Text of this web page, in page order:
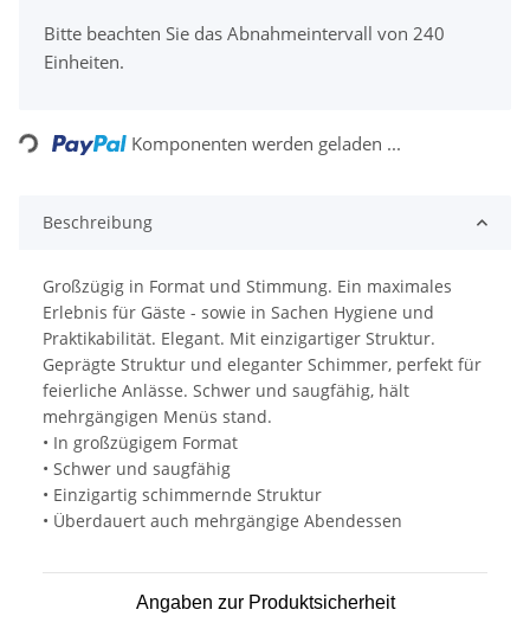
Bitte beachten Sie das Abnahmeintervall von 240
Einheiten.
Loading... Komponenten werden geladen ...
Beschreibung
Großzügig in Format und Stimmung. Ein maximales
Erlebnis für Gäste - sowie in Sachen Hygiene und
Praktikabilität. Elegant. Mit einzigartiger Struktur.
Geprägte Struktur und eleganter Schimmer, perfekt für
feierliche Anlässe. Schwer und saugfähig, hält
mehrgängigen Menüs stand.
• In großzügigem Format
• Schwer und saugfähig
• Einzigartig schimmernde Struktur
• Überdauert auch mehrgängige Abendessen
Angaben zur Produktsicherheit